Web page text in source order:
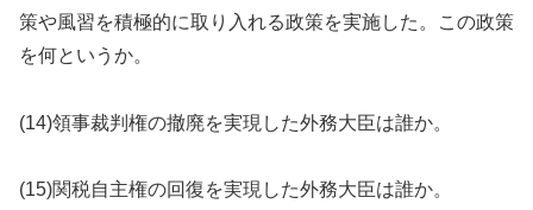
策や風習を積極的に取り入れる政策を実施した。この政策
を何というか。
(14)領事裁判権の撤廃を実現した外務大臣は誰か。
(15)関税自主権の回復を実現した外務大臣は誰か。